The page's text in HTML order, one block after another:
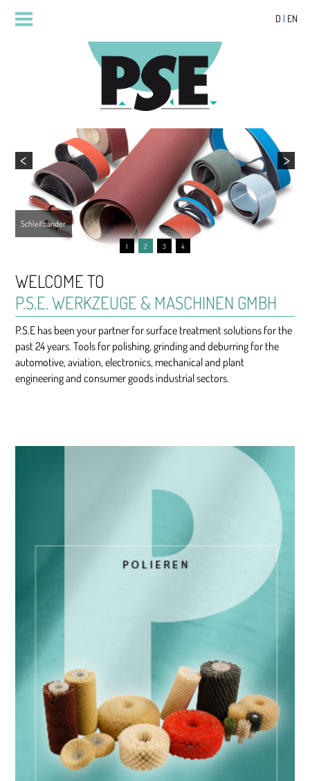
D | EN
Schleifbänder
1 2 3 4
WELCOME TO
P.S.E. WERKZEUGE & MASCHINEN GMBH
P.S.E has been your partner for surface treatment solutions for the
past 24 years. Tools for polishing, grinding and deburring for the
automotive, aviation, electronics, mechanical and plant
engineering and consumer goods industrial sectors.